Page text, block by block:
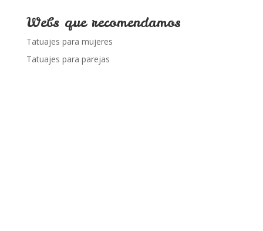
Webs que recomendamos
Tatuajes para mujeres
Tatuajes para parejas